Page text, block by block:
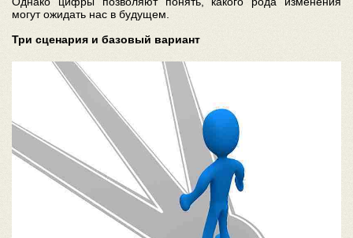
могут ожидать нас в будущем.
Три сценария и базовый вариант